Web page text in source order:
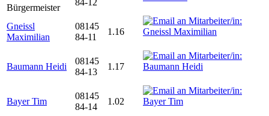
Bürgermeister
84-12
Gneissl
Maximilian
08145
84-11
1.16
Baumann Heidi
08145
84-13
1.17
Bayer Tim
08145
84-14
1.02